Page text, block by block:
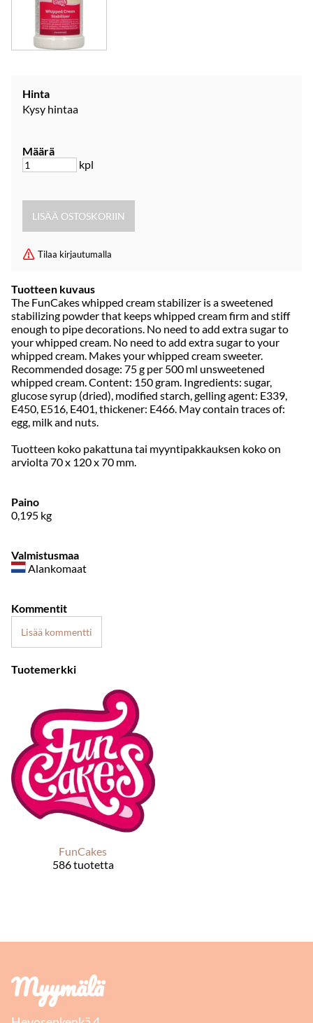
Hinta
Kysy hintaa
Määrä
kpl
Tilaa kirjautumalla
Tuotteen kuvaus
The FunCakes whipped cream stabilizer is a sweetened
stabilizing powder that keeps whipped cream firm and stiff
enough to pipe decorations. No need to add extra sugar to
your whipped cream. No need to add extra sugar to your
whipped cream. Makes your whipped cream sweeter.
Recommended dosage: 75 g per 500 ml unsweetened
whipped cream. Content: 150 gram. Ingredients: sugar,
glucose syrup (dried), modified starch, gelling agent: E339,
E450, E516, E401, thickener: E466. May contain traces of:
egg, milk and nuts.
Tuotteen koko pakattuna tai myyntipakkauksen koko on
arviolta 70 x 120 x 70 mm.
Paino
0,195 kg
Valmistusmaa
Alankomaat
Kommentit
Lisää kommentti
Tuotemerkki
FunCakes
586 tuotetta
Myymälä